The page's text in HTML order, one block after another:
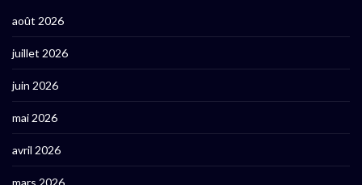
août 2026
juillet 2026
juin 2026
mai 2026
avril 2026